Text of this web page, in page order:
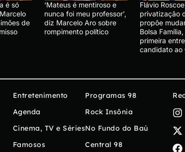
é só
de
‘Mateus é mentiroso e
nunca foi meu professor’,
diz Marcelo Aro sobre
rompimento político
Flávio
privatização
propõe
Bolsa
primeira
candidato ao
Entretenimento
Agenda
Cinema, TV e Séries
Famosos
Programas 98
Rock Insônia
No Fundo do Baú
Central 98